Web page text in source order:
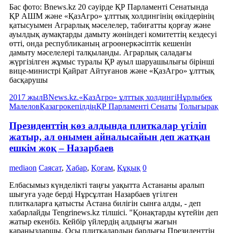
Бас фото: Bnews.kz 20 сәуірде ҚР Парламенті Сенатында
ҚР АШМ және «ҚазАгро» ұлттық холдингінің өкілдерінің
қатысуымен Аграрлық мәселелер, табиғатты қорғау және
ауылдық аумақтарды дамыту жөніндегі комитеттің кездесуі
өтті, онда республиканың агроөнеркәсіптік кешенін
дамыту мәселелері талқыланды. Аграрлық саладағы
жүргізілген жұмыс туралы ҚР ауыл шаруашылығы бірінші
вице-министрі Қайрат Айтуғанов және «ҚазАгро» ұлттық
басқарушы
2017 жылBNews.kz.«ҚазАгро» ұлттық холдингіНұрлыбек
МалеловҚазагрокепілдіңҚР Парламенті Сенаты Толығырақ
Президенттің көз алдында плиткалар үгіліп
жатыр, ал онымен айналысайын деп жатқан
ешкім жоқ – Назарбаев
mediaon Саясат, Хабар, Қоғам, Құқық 0
Елбасымыз күнделікті таңғы уақытта Астананы аралып
шығуға уәде берді Нұрсұлтан Назарбаев үгілген
плиткаларға қатысты Астана билігін сынға алды, - деп
хабарлайды Tengrinews.kz тілшісі. "Қонақтарды күтейін деп
жатыр екенбіз. Кейбір үйлердің алдыңғы жағын
қараңыздаршы. Осы плиткалардың барлығы Президенттің